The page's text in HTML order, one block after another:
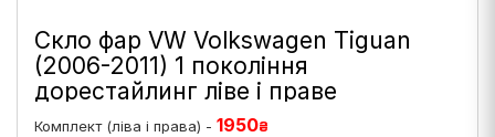
Скло фар VW Volkswagen Tiguan
(2006-2011) 1 покоління
дорестайлинг ліве і праве
Комплект (ліва і права) - 1950₴